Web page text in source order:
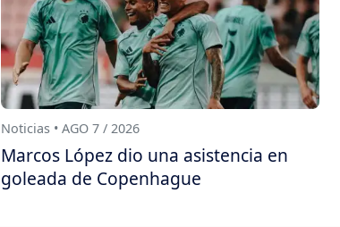
Noticias • AGO 7 / 2026
Marcos López dio una asistencia en
goleada de Copenhague